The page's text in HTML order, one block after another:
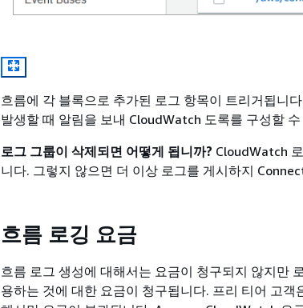
흐름에 각 블록으로 추가된 로그 항목이 트리거됩니
발생할 때 알림을 보내 CloudWatch 도록를 구성할
로그 그룹이 삭제되면 어떻게 됩니까? CloudWatch
니다. 그렇지 않으면 더 이상 로그를 게시하지
흐름 로깅 요금
흐름 로그 생성에 대해서는 요금이 청구되지 않지만
용하는 것에 대한 요금이 청구됩니다. 프리 티어 고